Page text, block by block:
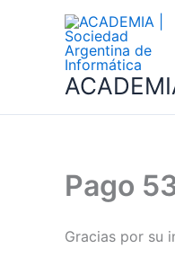
contenido
Pago
Gracias por su